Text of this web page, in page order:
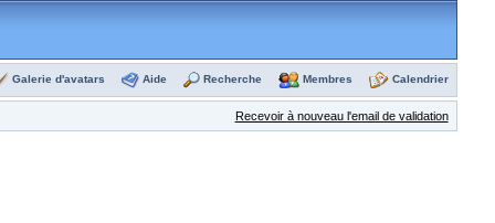
Galerie d'avatars Aide Recherche Membres Calendrier
Recevoir à nouveau l'email de validation